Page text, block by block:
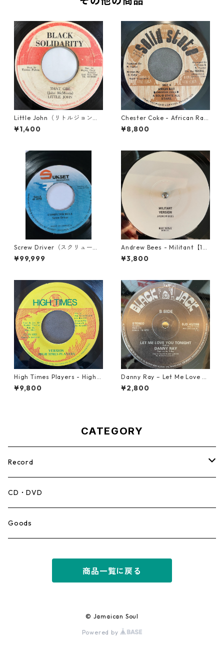
Little John（リトルジョン）
- That Girl 【7-20045】
¥1,400
Chester Coke - African Rac
e【7-21819】
¥8,800
Screw Driver（スクリュード
ライバー） - Computer Rule
【7'】
¥99,999
Andrew Bees ‎- Militant【12-
50066】
¥3,800
High Times Players - High T
imes Theme【7-21926】
¥9,800
Danny Ray – Let Me Love Yo
u Tonight【12-30001】
¥2,800
CATEGORY
Record
Mento,Calypso,Ballad
Ska
CD・DVD
Goods
商品一覧に戻る
© Jamaican Soul
Powered by